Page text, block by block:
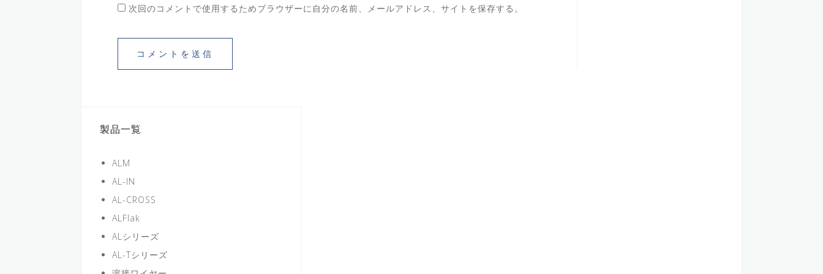
次回のコメントで使用するためブラウザーに自分の名前、メールアドレス、サイトを保存する。
製品一覧
ALM
AL-IN
AL-CROSS
ALFlak
ALシリーズ
AL-Tシリーズ